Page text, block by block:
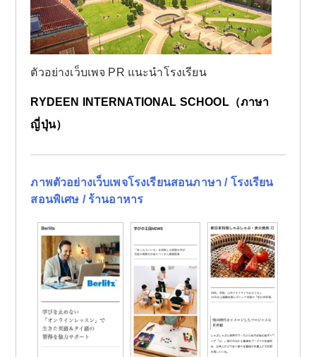
ตัวอย่างเว็บเพจ PR แนะนำโรงเรียน
RYDEEN INTERNATIONAL SCHOOL（ภาษา
ญี่ปุ่น）
ภาพตัวอย่างเว็บเพจโรงเรียนสอนภาษา / โรงเรียน
สอนพิเศษ / ร้านอาหาร